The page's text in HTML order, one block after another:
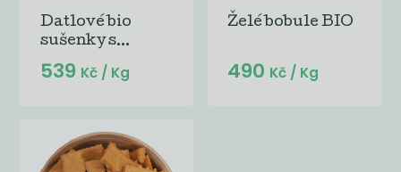
Datlové bio
sušenky s...
539 Kč / Kg
Želé bobule BIO
490 Kč / Kg